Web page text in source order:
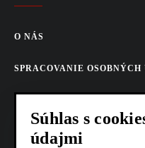
O NÁS
SPRACOVANIE OSOBNÝCH
AKTUALITY
Súhlas s
údajmi